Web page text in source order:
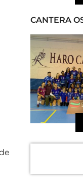
CANTERA